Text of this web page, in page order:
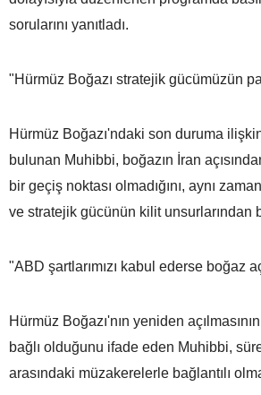
sorularını yanıtladı.
"Hürmüz Boğazı stratejik gücümüzün
Hürmüz Boğazı'ndaki son duruma
bulunan Muhibbi, boğazın İran
bir geçiş noktası olmadığını, aynı
ve stratejik gücünün kilit unsurlarından
"ABD şartlarımızı kabul ederse boğaz
Hürmüz Boğazı'nın yeniden
bağlı olduğunu ifade eden Muhibbi,
arasındaki müzakerelerle bağlantılı